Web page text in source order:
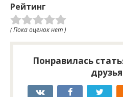
Рейтинг
( Пока оценок нет )
Понравилась